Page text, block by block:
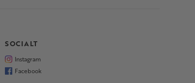
SOCIALT
Instagram
Facebook